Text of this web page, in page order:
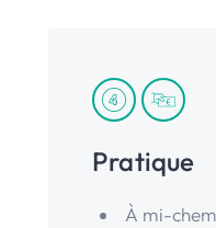
Pratique
À mi-